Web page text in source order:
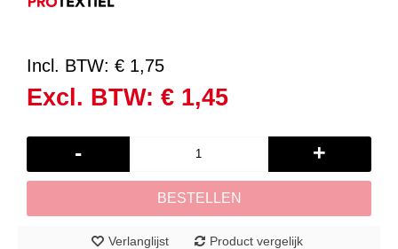
Incl. BTW: € 1,75
Excl. BTW: € 1,45
- +
BESTELLEN
Verlanglijst Product vergelijk